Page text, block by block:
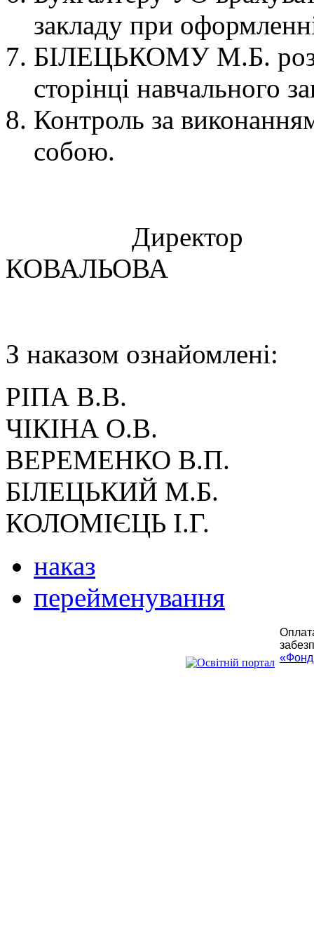
закладу при
БІЛЕЦЬКОМУ М.Б.
сторінці навчального
Контроль за
собою.
КОВАЛЬОВА
З наказом ознайомлені:
РІПА В.В.
ЧІКІНА О.В.
ВЕРЕМЕНКО В.П.
БІЛЕЦЬКИЙ М.Б.
КОЛОМІЄЦЬ І.Г.
наказ
перейменування
«Фонд